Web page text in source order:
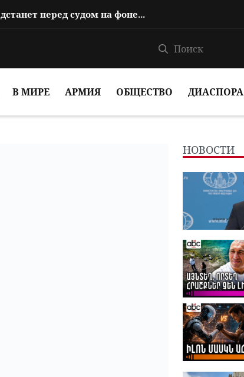
Reuters: Лидер армянской церкви предстанет перед судом на фоне обострени...
В МИРЕ АРМИЯ ОБЩЕСТВО ДИАСПОРА
НОВОСТИ